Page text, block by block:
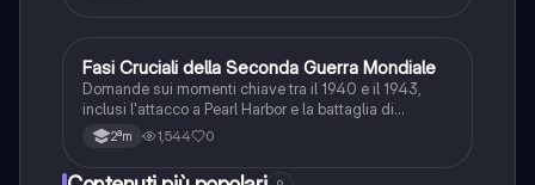
FStoria
Fasi Cruciali della Seconda Guerra Mondiale
Domande sui momenti chiave tra il 1940 e il 1943,
inclusi l'attacco a Pearl Harbor e la battaglia di
Stalingrado.
2ªm 1,544 0